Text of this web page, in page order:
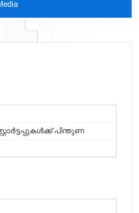
പിന്തുണ